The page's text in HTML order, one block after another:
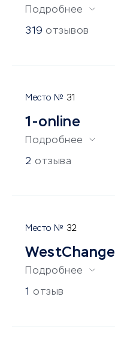
Подробнее
319 отзывов
31
1-online
Подробнее
2 отзыва
32
WestChange
Подробнее
1 отзыв